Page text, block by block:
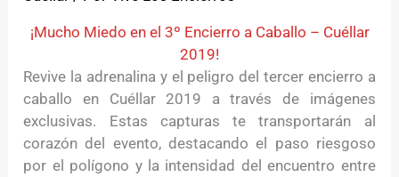
¡Mucho Miedo en el 3º Encierro a Caballo – Cuéllar
2019!
Revive la adrenalina y el peligro del tercer encierro a
caballo en Cuéllar 2019 a través de imágenes
exclusivas. Estas capturas te transportarán al
corazón del evento, destacando el paso riesgoso
por el polígono y la intensidad del encuentro entre